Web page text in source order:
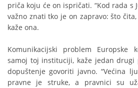
priča koju će on ispričati. “Kod rada s
važno znati tko je on zapravo: što
kaže ona.
Komunikacijski problem Europske
samoj toj instituciji, kaže jedan drugi
dopuštenje govoriti javno. “Većina
pravne je struke, a pravnici su